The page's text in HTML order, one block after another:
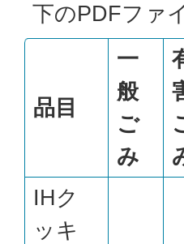
下のPDFファ
品目
一
般
ご
み
IHク
ッキ